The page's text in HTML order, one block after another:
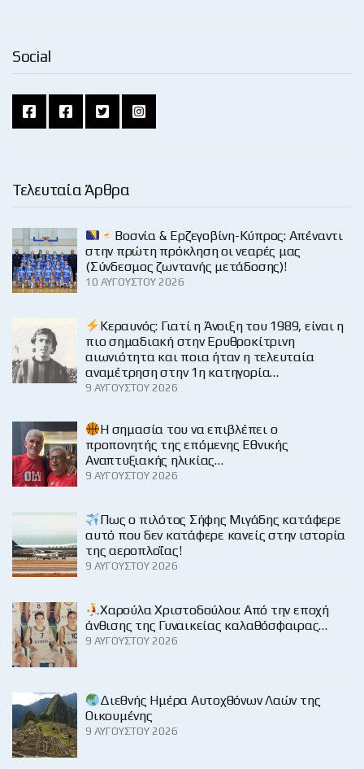
Social
Τελευταία Άρθρα
Βοσνία & Ερζεγοβίνη-Κύπρος: Απέναντι
στην πρώτη πρόκληση οι νεαρές μας
(Σύνδεσμος ζωντανής μετάδοσης)!
10 ΑΥΓΟΎΣΤΟΥ 2026
Κεραυνός: Γιατί η Άνοιξη του 1989, είναι η
πιο σημαδιακή στην Ερυθροκίτρινη
αιωνιότητα και ποια ήταν η τελευταία
αναμέτρηση στην 1η κατηγορία…
9 ΑΥΓΟΎΣΤΟΥ 2026
H σημασία του να επιβλέπει ο
προπονητής της επόμενης Εθνικής
Αναπτυξιακής ηλικίας…
9 ΑΥΓΟΎΣΤΟΥ 2026
Πως ο πιλότος Σήφης Μιγάδης κατάφερε
αυτό που δεν κατάφερε κανείς στην ιστορία
της αεροπλοΐας!
9 ΑΥΓΟΎΣΤΟΥ 2026
Χαρούλα Χριστοδούλου: Από την εποχή
άνθισης της Γυναικείας καλαθόσφαιρας…
9 ΑΥΓΟΎΣΤΟΥ 2026
Διεθνής Ημέρα Αυτοχθόνων Λαών της
Οικουμένης
9 ΑΥΓΟΎΣΤΟΥ 2026